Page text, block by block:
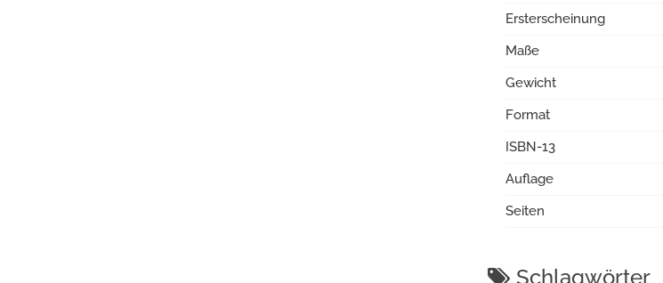
Ersterscheinung
Maße
Gewicht
Format
ISBN-13
Auflage
Seiten
Schlagwörter